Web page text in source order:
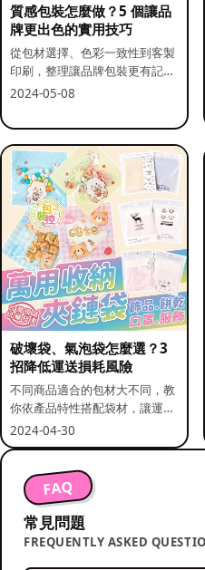
質感包裝怎麼做？5 個讓品
牌更出色的實用技巧
從包材選擇、色彩一致性到客製
印刷，整理讓品牌包裝更有記憶
點的實用做法。
2024-05-08
破壞袋、氣泡袋怎麼選？3
招降低運送損耗風險
不同商品適合的包材大不同，教
你依產品特性搭配袋材，讓運送
更安全。
2024-04-30
FAQ
常見問題
FREQUENTLY ASKED